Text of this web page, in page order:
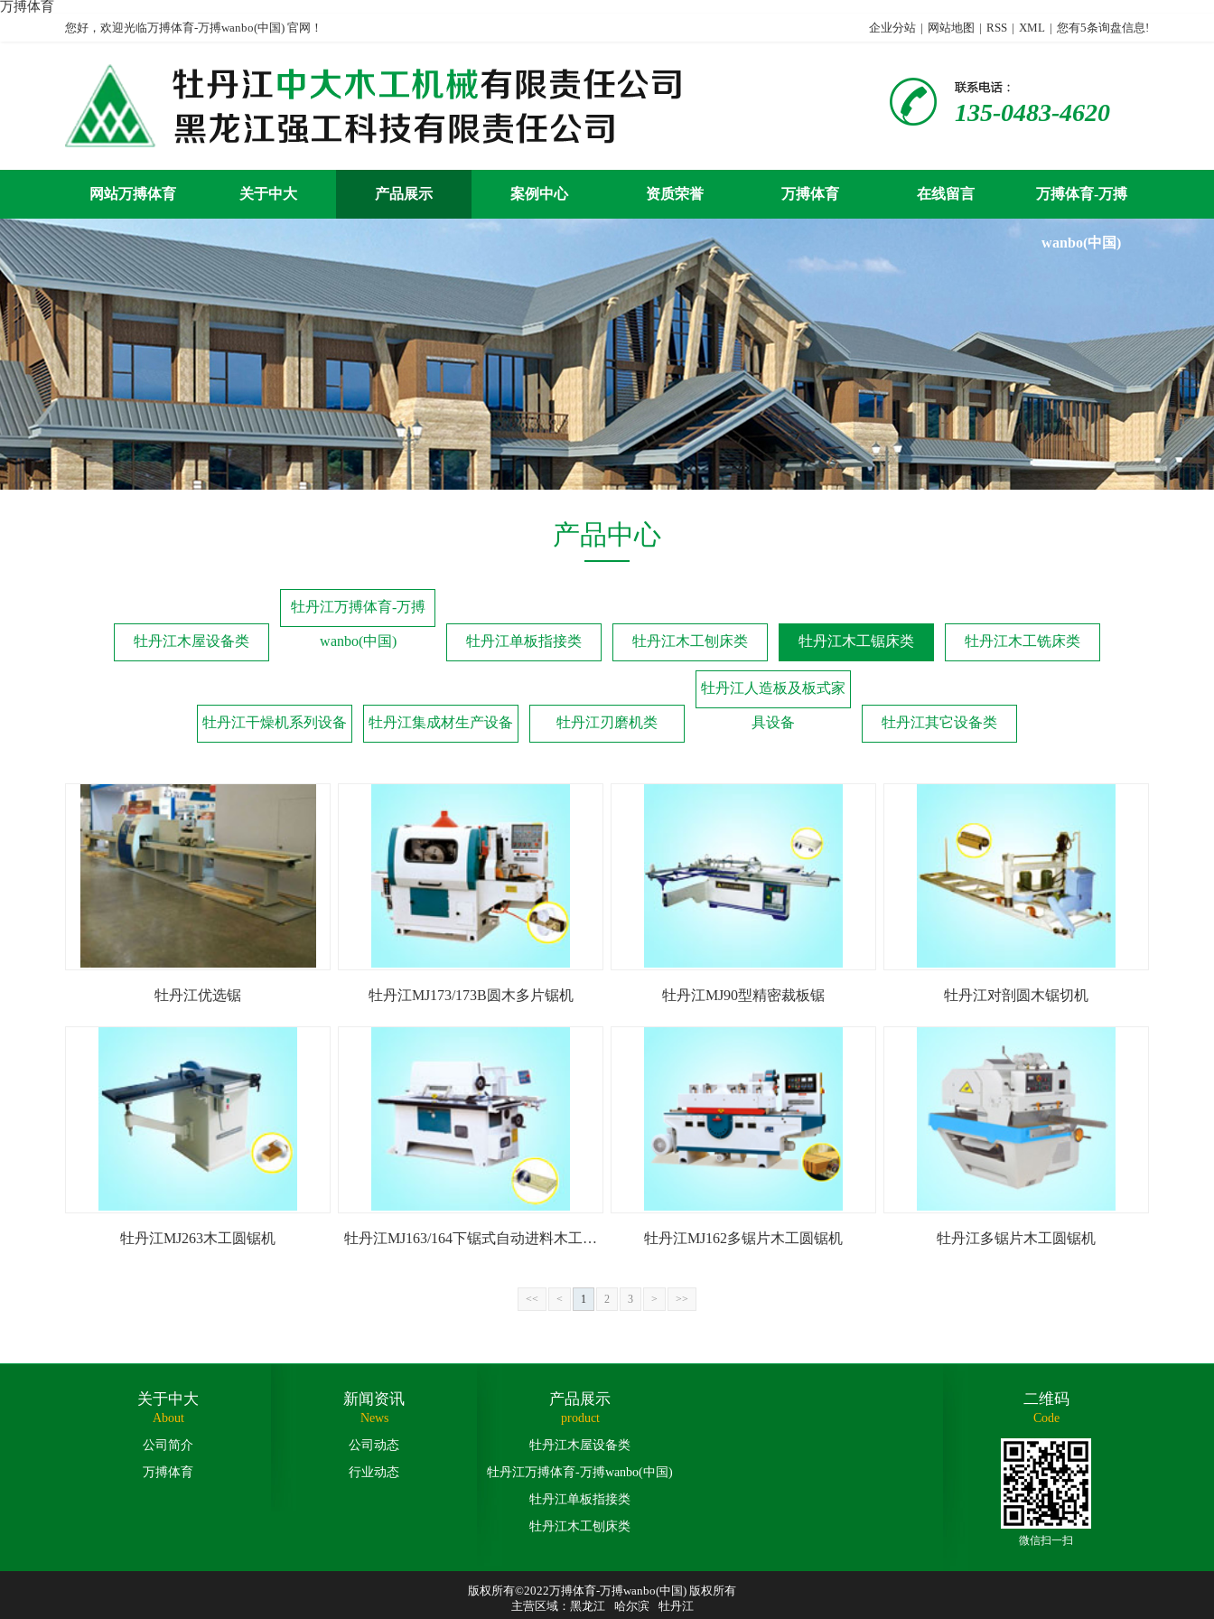
万搏体育
您好，欢迎光临万搏体育-万搏wanbo(中国) 官网！ 企业分站 | 网站地图 | RSS | XML | 您有5条询盘信息!
135-0483-4620
网站万搏体育 关于中大 产品展示 案例中心 资质荣誉 万搏体育 在线留言 万搏体育-万搏
wanbo(中国)
产品中心
牡丹江木屋设备类
牡丹江万搏体育-万搏
wanbo(中国) 牡丹江单板指接类 牡丹江木工刨床类 牡丹江木工锯床类 牡丹江木工铣床类
牡丹江干燥机系列设备 牡丹江集成材生产设备 牡丹江刃磨机类
牡丹江人造板及板式家
具设备 牡丹江其它设备类
牡丹江优选锯 牡丹江MJ173/173B圆木多片锯机 牡丹江MJ90型精密裁板锯 牡丹江对剖圆木锯切机
牡丹江MJ263木工圆锯机
牡丹江MJ163/164下锯式自动进料木工圆
牡丹江MJ162多锯片木工圆锯机 牡丹江多锯片木工圆锯机
<< < 1 2 3 > >>
关于中大
About
公司简介
万搏体育
新闻资讯
News
公司动态
行业动态
产品展示
product
牡丹江木屋设备类
牡丹江万搏体育-万搏wanbo(中国)
牡丹江单板指接类
牡丹江木工刨床类
二维码
Code
微信扫一扫
版权所有©2022万搏体育-万搏wanbo(中国) 版权所有
主营区域： 黑龙江 哈尔滨 牡丹江